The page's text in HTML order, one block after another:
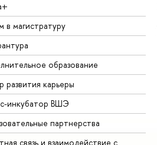
в магистратуру
образование
развития карьеры
инкубатор ВШЭ
партнерства
связь и взаимодействие с